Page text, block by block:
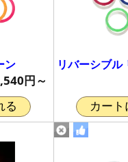
ン
円～
る
リバーシブル
カート